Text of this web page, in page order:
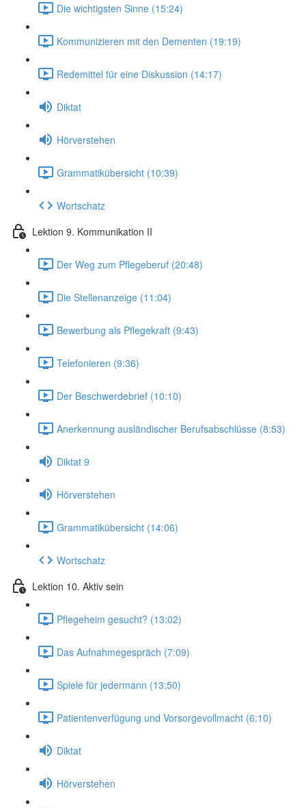
Die wichtigsten Sinne (15:24)
Kommunizieren mit den Dementen (19:19)
Redemittel für eine Diskussion (14:17)
Diktat
Hörverstehen
Grammatikübersicht (10:39)
Wortschatz
Lektion 9. Kommunikation II
Der Weg zum Pflegeberuf (20:48)
Die Stellenanzeige (11:04)
Bewerbung als Pflegekraft (9:43)
Telefonieren (9:36)
Der Beschwerdebrief (10:10)
Anerkennung ausländischer Berufsabschlüsse (8:53)
Diktat 9
Hörverstehen
Grammatikübersicht (14:06)
Wortschatz
Lektion 10. Aktiv sein
Pflegeheim gesucht? (13:02)
Das Aufnahmegespräch (7:09)
Spiele für jedermann (13:50)
Patientenverfügung und Vorsorgevollmacht (6:10)
Diktat
Hörverstehen